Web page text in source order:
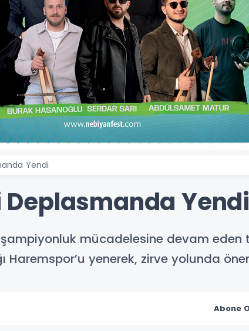
Yendi
Yendi
mücadelesine devam eden
Haremspor’u yenerek, zirve yolunda
Abone